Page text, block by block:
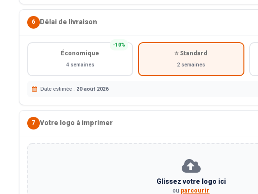
6 Délai de livraison
−10%
Économique
4 semaines
⭐ Standard
2 semaines
Date estimée : 20 août 2026
7 Votre logo à imprimer
Glissez votre logo ici
ou parcourir